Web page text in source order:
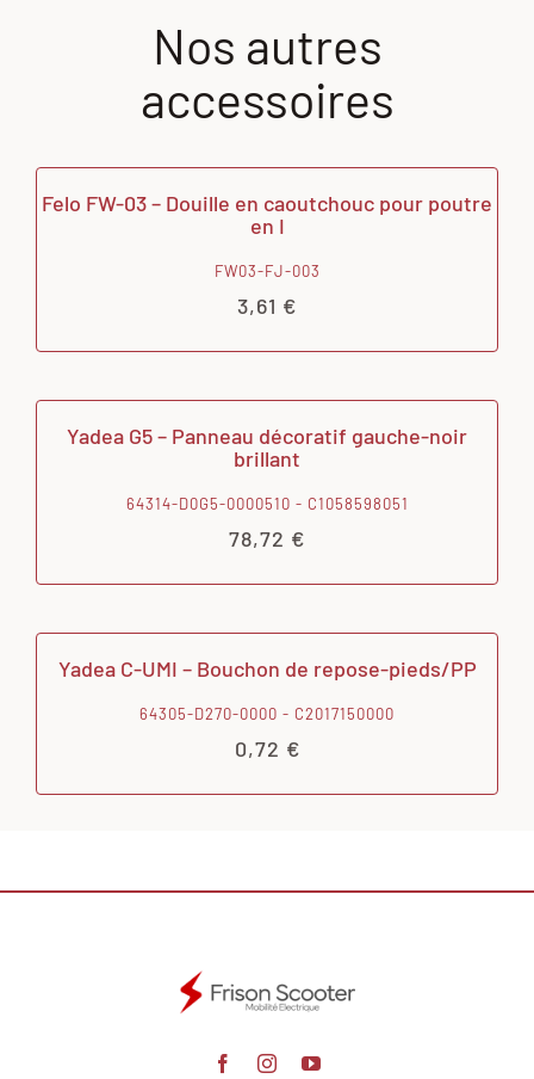
Nos autres
accessoires
Felo FW-03 – Douille en caoutchouc pour poutre
en I
FW03-FJ-003
3,61 €
Yadea G5 – Panneau décoratif gauche-noir
brillant
64314-D0G5-0000510 - C1058598051
78,72 €
Yadea C-UMI – Bouchon de repose-pieds/PP
64305-D270-0000 - C2017150000
0,72 €